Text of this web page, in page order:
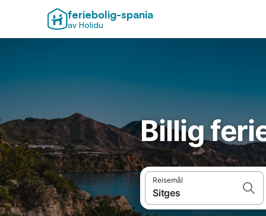
feriebolig-spania
av Holidu
Billig
Reisemål